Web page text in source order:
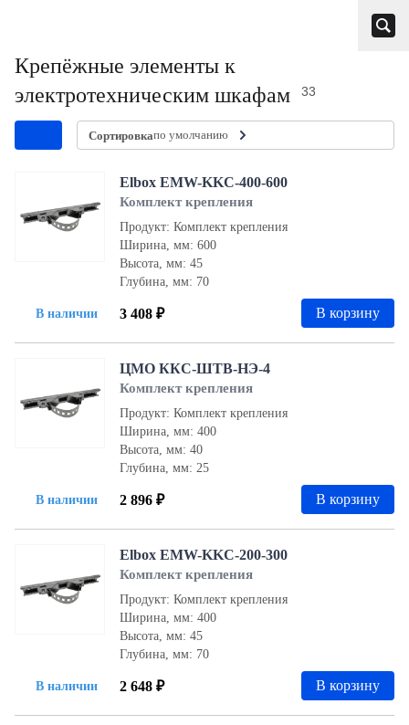
Крепёжные элементы к
электротехническим шкафам
33
Сортировкапо умолчанию
В наличии
Elbox EMW-KKC-400-600
Комплект крепления
Продукт: Комплект крепления
Ширина, мм: 600
Высота, мм: 45
Глубина, мм: 70
3 408 ₽ В корзину
В наличии
ЦМО ККС-ШТВ-НЭ-4
Комплект крепления
Продукт: Комплект крепления
Ширина, мм: 400
Высота, мм: 40
Глубина, мм: 25
2 896 ₽ В корзину
В наличии
Elbox EMW-KKC-200-300
Комплект крепления
Продукт: Комплект крепления
Ширина, мм: 400
Высота, мм: 45
Глубина, мм: 70
2 648 ₽ В корзину